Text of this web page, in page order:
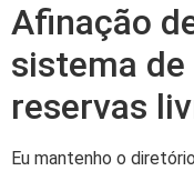
Afinação
sistema
reservas
Eu mantenho o